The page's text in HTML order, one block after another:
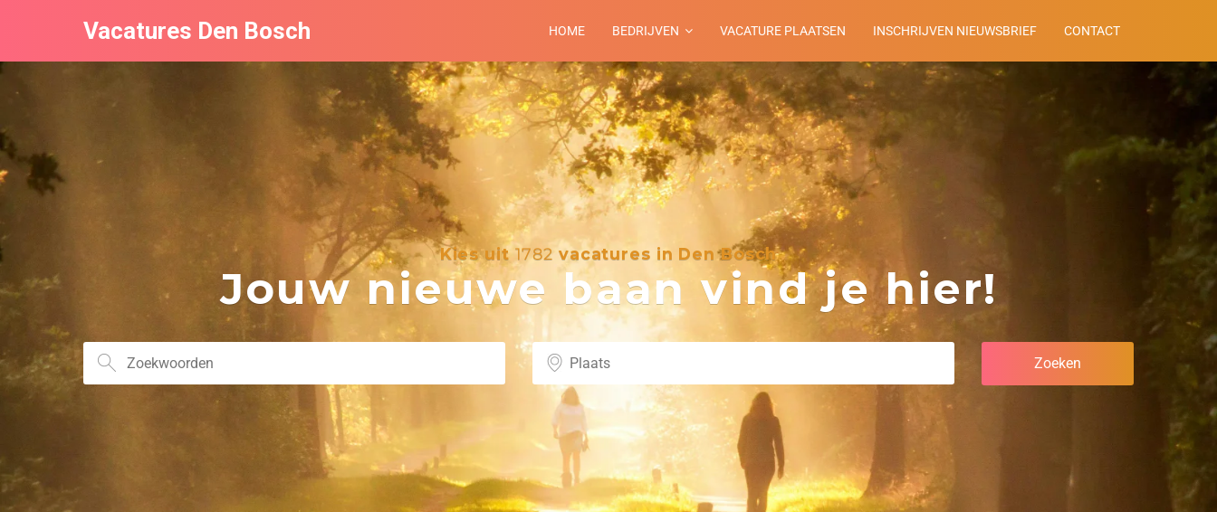
Vacatures Den Bosch HOME BEDRIJVEN VACATURE PLAATSEN INSCHRIJVEN NIEUWSBRIEF CONTACT
Kies uit1782 vacatures in Den Bosch
Jouw nieuwe baan vind je hier!